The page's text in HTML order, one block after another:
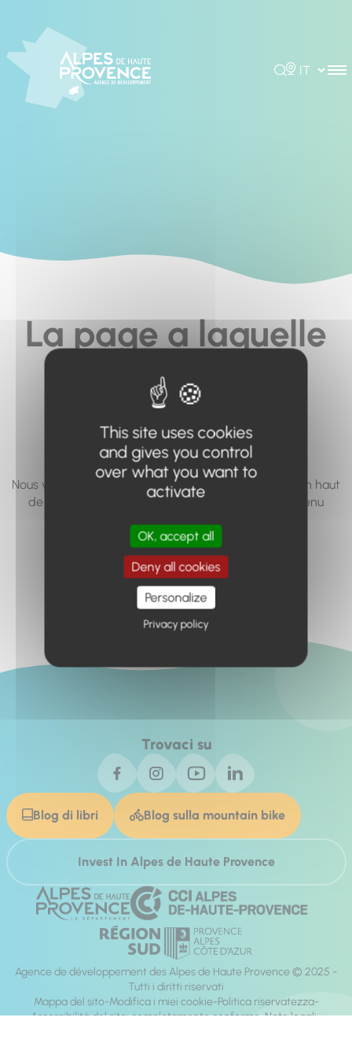
Rechercher
Choisir la
La page a laquelle
vous cherchez à
accéder n'existe
pas... ou plus.
Nous vous invitons à utiliser le moteur de recherche en haut
de page, ou à utiliser le menu pour trouver le contenu
Retour à l'accueil
Trovaci su
Blog di libri Blog sulla mountain bike
Invest In Alpes de Haute Provence
Agence de développement des Alpes de Haute Provence © 2025 -
Tutti i diritti riservati
Mappa del sito Modifica i miei cookie Politica riservatezza
Accessibilità del sito: completamente conforme Note legali
This site uses cookies
and gives you control
over what you want to
activate
OK, accept all
Deny all cookies
Personalize
Privacy policy